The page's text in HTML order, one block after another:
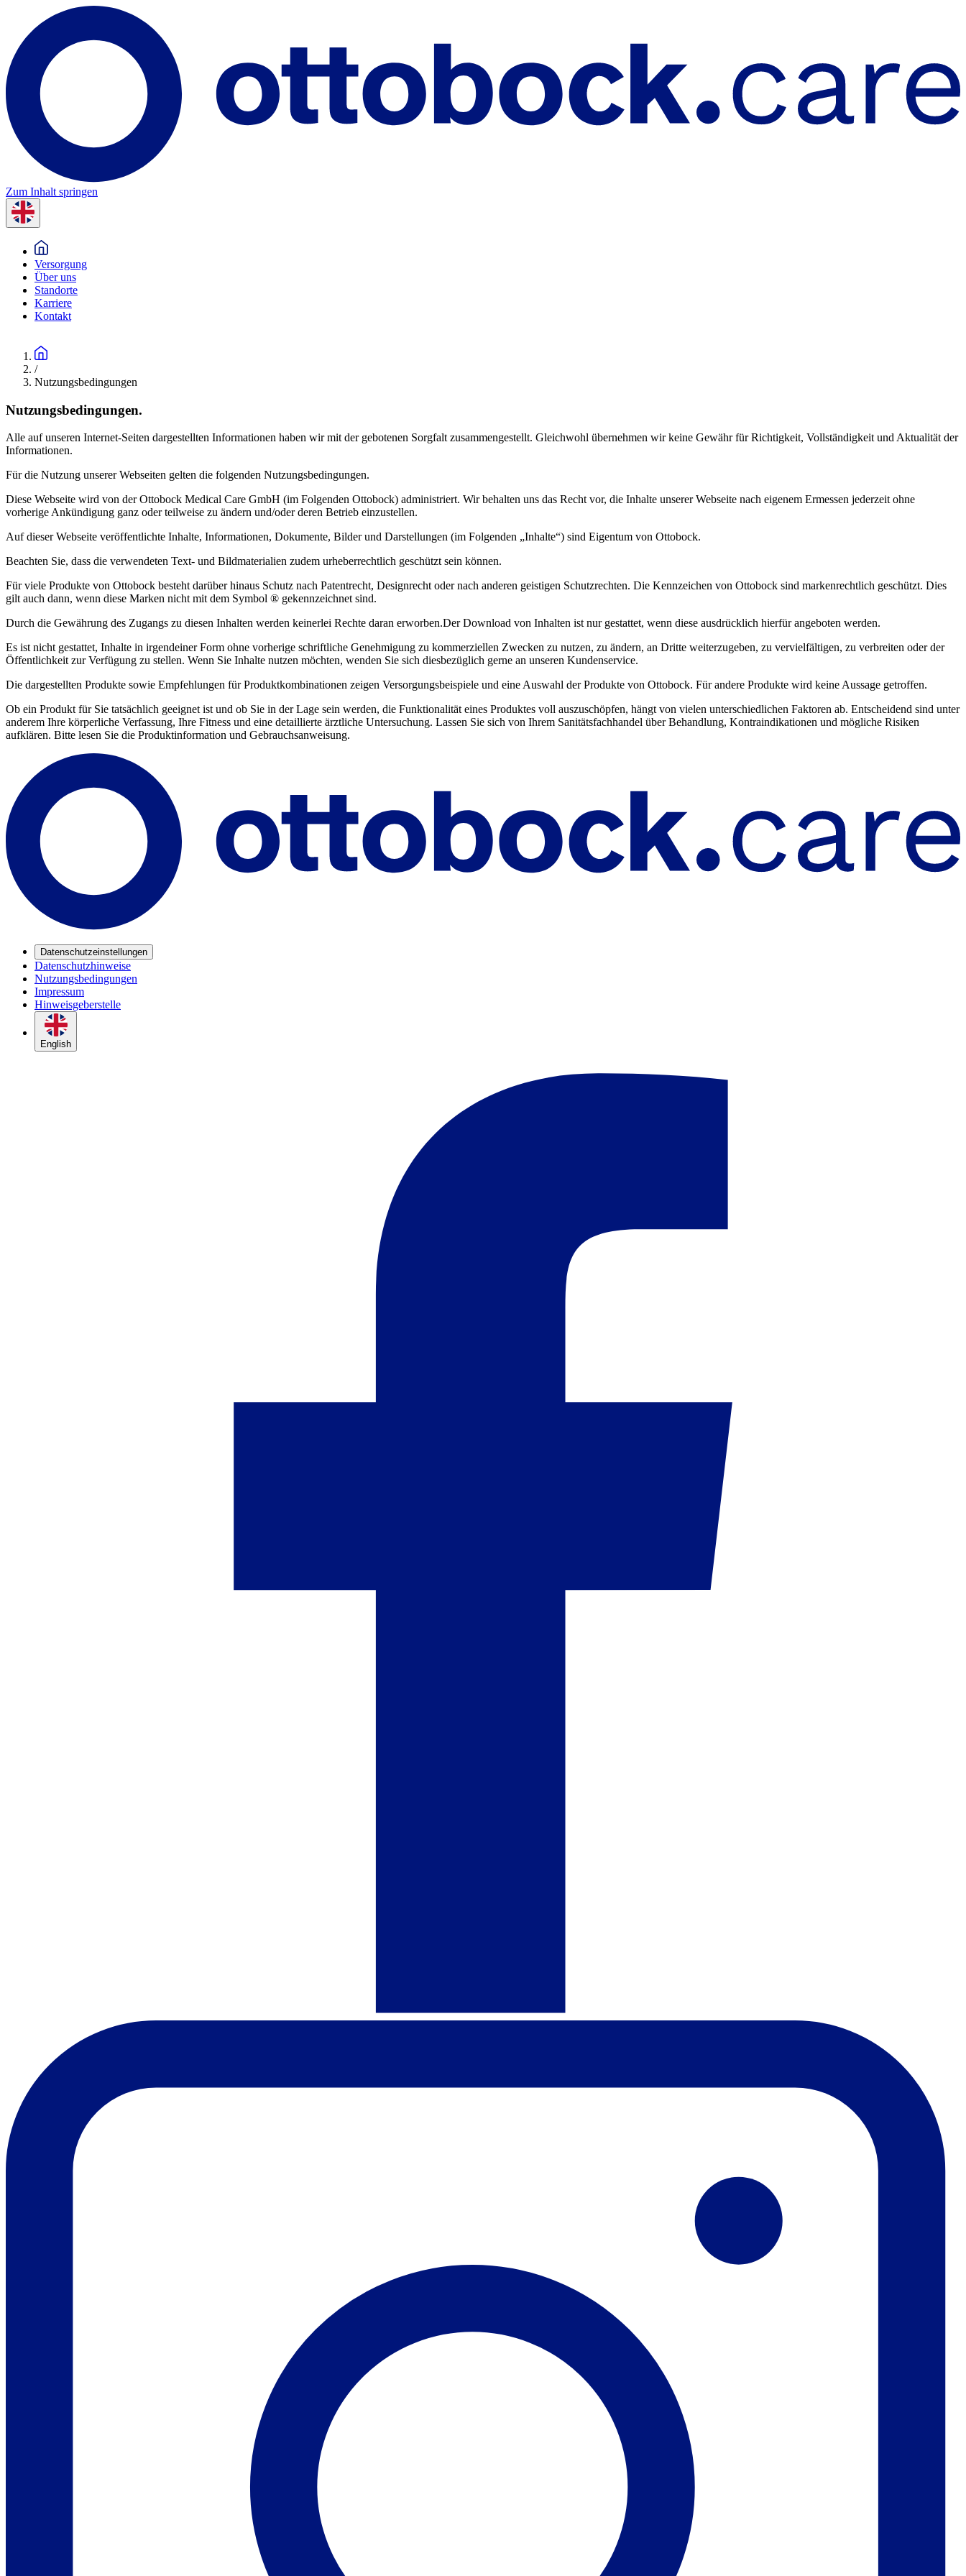
Zum Inhalt springen
Versorgung
Über uns
Standorte
Karriere
Kontakt
/
Nutzungsbedingungen
Nutzungsbedingungen.
Alle auf unseren Internet-Seiten dargestellten Informationen haben wir mit der gebotenen Sorgfalt zusammengestellt. Gleichwohl übernehmen wir keine Gewähr für Richtigkeit, Vollständigkeit und Aktualität der
Informationen.
Für die Nutzung unserer Webseiten gelten die folgenden Nutzungsbedingungen.
Diese Webseite wird von der Ottobock Medical Care GmbH (im Folgenden Ottobock) administriert. Wir behalten uns das Recht vor, die Inhalte unserer Webseite nach eigenem Ermessen jederzeit ohne
vorherige Ankündigung ganz oder teilweise zu ändern und/oder deren Betrieb einzustellen.
Auf dieser Webseite veröffentlichte Inhalte, Informationen, Dokumente, Bilder und Darstellungen (im Folgenden „Inhalte“) sind Eigentum von Ottobock.
Beachten Sie, dass die verwendeten Text- und Bildmaterialien zudem urheberrechtlich geschützt sein können.
Für viele Produkte von Ottobock besteht darüber hinaus Schutz nach Patentrecht, Designrecht oder nach anderen geistigen Schutzrechten. Die Kennzeichen von Ottobock sind markenrechtlich geschützt. Dies
gilt auch dann, wenn diese Marken nicht mit dem Symbol ® gekennzeichnet sind.
Durch die Gewährung des Zugangs zu diesen Inhalten werden keinerlei Rechte daran erworben.Der Download von Inhalten ist nur gestattet, wenn diese ausdrücklich hierfür angeboten werden.
Es ist nicht gestattet, Inhalte in irgendeiner Form ohne vorherige schriftliche Genehmigung zu kommerziellen Zwecken zu nutzen, zu ändern, an Dritte weiterzugeben, zu vervielfältigen, zu verbreiten oder der
Öffentlichkeit zur Verfügung zu stellen. Wenn Sie Inhalte nutzen möchten, wenden Sie sich diesbezüglich gerne an unseren Kundenservice.
Die dargestellten Produkte sowie Empfehlungen für Produktkombinationen zeigen Versorgungsbeispiele und eine Auswahl der Produkte von Ottobock. Für andere Produkte wird keine Aussage getroffen.
Ob ein Produkt für Sie tatsächlich geeignet ist und ob Sie in der Lage sein werden, die Funktionalität eines Produktes voll auszuschöpfen, hängt von vielen unterschiedlichen Faktoren ab. Entscheidend sind unter
anderem Ihre körperliche Verfassung, Ihre Fitness und eine detaillierte ärztliche Untersuchung. Lassen Sie sich von Ihrem Sanitätsfachhandel über Behandlung, Kontraindikationen und mögliche Risiken
aufklären. Bitte lesen Sie die Produktinformation und Gebrauchsanweisung.
Datenschutzeinstellungen
Datenschutzhinweise
Nutzungsbedingungen
Impressum
Hinweisgeberstelle
English